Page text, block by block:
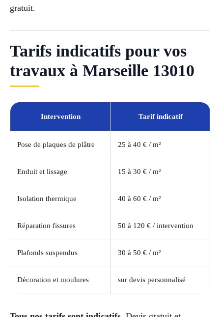
gratuit.
Tarifs indicatifs pour vos
travaux à Marseille 13010
Intervention Tarif indicatif
Pose de plaques de plâtre 25 à 40 € / m²
Enduit et lissage 15 à 30 € / m²
Isolation thermique 40 à 60 € / m²
Réparation fissures 50 à 120 € / intervention
Plafonds suspendus 30 à 50 € / m²
Décoration et moulures sur devis personnalisé